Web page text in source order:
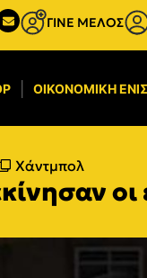
ΓΙΝΕ ΜΕΛΟΣ
ΟΙΚΟΝΟΜΙΚΉ
Χάντμπολ